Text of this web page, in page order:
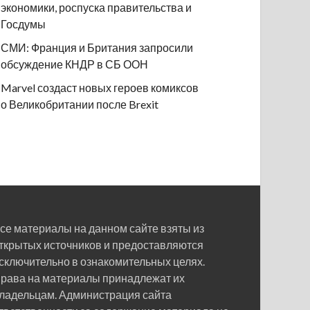
экономики, роспуска правительства и
Госдумы
СМИ: Франция и Британия запросили
обсуждение КНДР в СБ ООН
Marvel создаст новых героев комиксов
о Великобритании после Brexit
материалы на данном сайте взяты из
источников и предоставляются
в ознакомительных целях.
на материалы принадлежат их
Администрация сайта